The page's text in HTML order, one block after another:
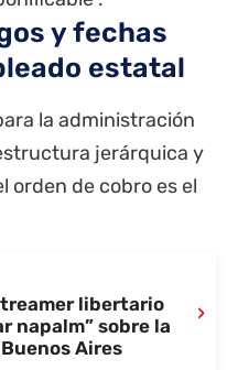
y fechas
estatal
la administración
jerárquica y
orden de cobro es el
libertario
napalm” sobre la
Aires
›